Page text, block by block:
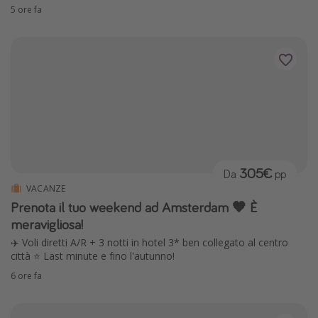
5 ore fa
VACANZE
Prenota il tuo weekend ad Amsterdam 🧡 È
meravigliosa!
✈️ Voli diretti A/R + 3 notti in hotel 3* ben collegato al centro
città ⭐️ Last minute e fino l'autunno!
Da 305€ pp
6 ore fa